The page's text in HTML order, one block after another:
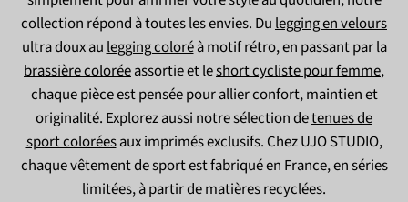
collection répond à toutes les envies. Dulegging en velours
ultra doux aulegging coloréà motif rétro, en passant par la
brassière coloréeassortie et leshort cycliste pour femme,
chaque pièce est pensée pour allier confort, maintien et
originalité. Explorez aussi notre sélection detenues de
sport coloréesaux imprimés exclusifs. Chez UJO STUDIO,
chaque vêtement de sport est fabriqué en France, en séries
limitées, à partir de matières recyclées.